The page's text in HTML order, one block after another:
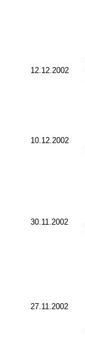
12.12.2002
10.12.2002
30.11.2002
27.11.2002